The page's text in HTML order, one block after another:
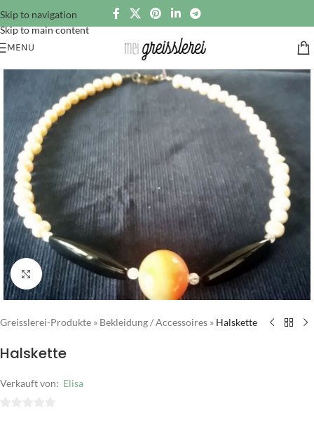
Skip to navigation
Skip to main content
MENU
Click to enlarge
Greisslerei-Produkte » Bekleidung / Accessoires » Halskette
Halskette
Verkauft von: Elisa